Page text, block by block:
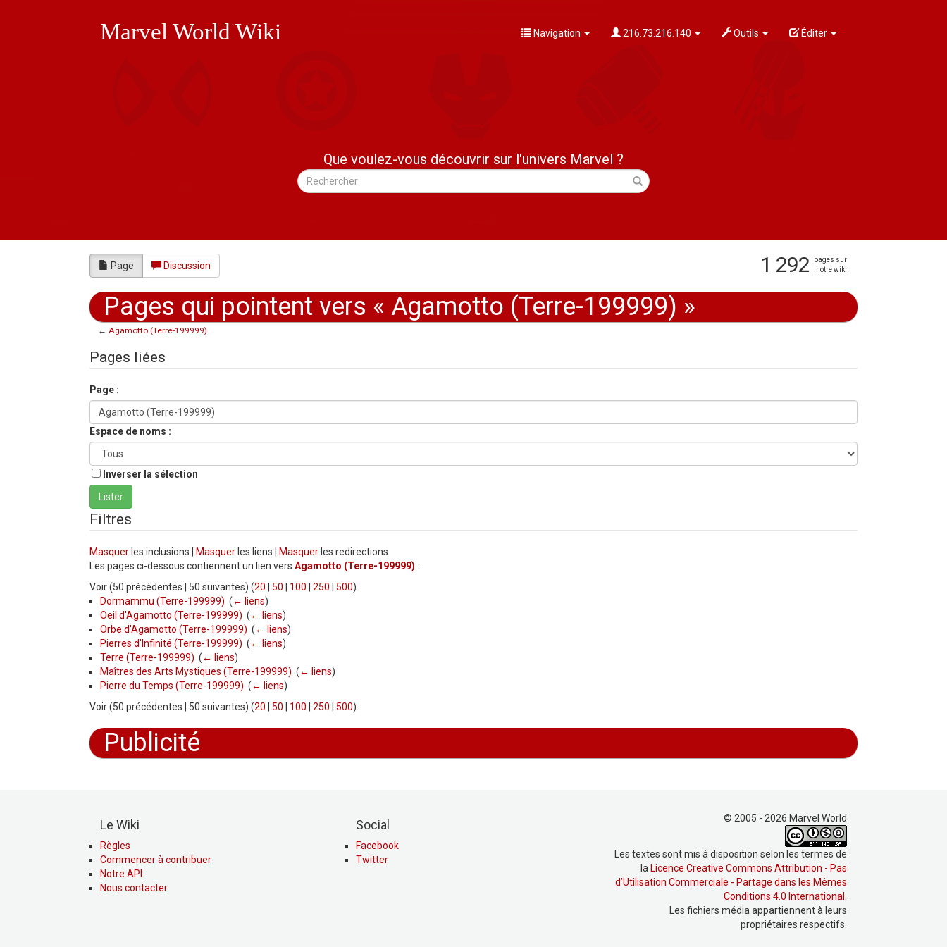
Marvel World Wiki Navigation 216.73.216.140 Outils Éditer
Que voulez-vous découvrir sur l'univers Marvel ?
Page Discussion 1 292
pages sur
notre wiki
Pages qui pointent vers « Agamotto (Terre-199999) »
← Agamotto (Terre-199999)
Pages liées
Page :
Espace de noms :
Inverser la sélection
Filtres
Masquer les inclusions | Masquer les liens | Masquer les redirections
Les pages ci-dessous contiennent un lien vers Agamotto (Terre-199999) :
Voir (50 précédentes | 50 suivantes) (20 50 100 250 500).
Dormammu (Terre-199999) ( ← liens)
Oeil d'Agamotto (Terre-199999) ( ← liens)
Orbe d'Agamotto (Terre-199999) ( ← liens)
Pierres d'Infinité (Terre-199999) ( ← liens)
Terre (Terre-199999) ( ← liens)
Maîtres des Arts Mystiques (Terre-199999) ( ← liens)
Pierre du Temps (Terre-199999) ( ← liens)
Voir (50 précédentes | 50 suivantes) (20 50 100 250 500).
Publicité
Le Wiki
Règles
Commencer à contribuer
Notre API
Nous contacter
Social
Facebook
Twitter
© 2005 - 2026 Marvel World
Les textes sont mis à disposition selon les termes de
la Licence Creative Commons Attribution - Pas
d’Utilisation Commerciale - Partage dans les Mêmes
Conditions 4.0 International
Les fichiers média appartiennent à leurs
propriétaires respectifs.